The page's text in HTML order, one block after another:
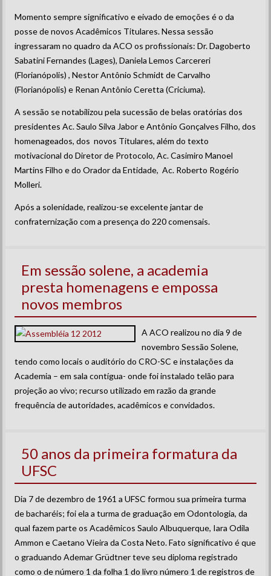
Momento sempre significativo e eivado de emoções é o da
posse de novos Acadêmicos Titulares. Nessa sessão
ingressaram no quadro da ACO os profissionais: Dr. Dagoberto
Sabatini Fernandes (Lages), Daniela Lemos Carcereri
(Florianópolis) , Nestor Antônio Schmidt de Carvalho
(Florianópolis) e Renan Antônio Ceretta (Criciuma).
A sessão se notabilizou pela sucessão de belas oratórias dos
presidentes Ac. Saulo Silva Jabor e Antônio Gonçalves Filho, dos
homenageados, dos novos Titulares, além do texto
motivacional do Diretor de Protocolo, Ac. Casimiro Manoel
Martins Filho e do Orador da Entidade, Ac. Roberto Rogério
Molleri.
Após a solenidade, realizou-se excelente jantar de
confraternização com a presença do 220 comensais.
Em sessão solene, a academia
presta homenagens e empossa
novos membros
A ACO realizou no dia 9 de
novembro Sessão Solene,
tendo como locais o auditório do CRO-SC e instalações da
Academia – em sala contígua- onde foi instalado telão para
projeção ao vivo; recurso utilizado em razão da grande
frequência de autoridades, acadêmicos e convidados.
50 anos da primeira formatura da
UFSC
Dia 7 de dezembro de 1961 a UFSC formou sua primeira turma
de bacharéis; foi ela a turma de graduação em Odontologia, da
qual fazem parte os Acadêmicos Saulo Albuquerque, Iara Odila
Ammon e Caetano Vieira da Costa Neto. Fato significativo é que
o graduando Ademar Grüdtner teve seu diploma registrado
como o de número 1 da folha 1 do livro número 1 de registros de